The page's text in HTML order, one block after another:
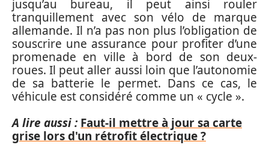
jusqu’au bureau, il peut ainsi rouler
tranquillement avec son vélo de marque
allemande. Il n’a pas non plus l’obligation de
souscrire une assurance pour profiter d’une
promenade en ville à bord de son deux-
roues. Il peut aller aussi loin que l’autonomie
de sa batterie le permet. Dans ce cas, le
véhicule est considéré comme un « cycle ».
A lire aussi : Faut-il mettre à jour sa carte
grise lors d'un rétrofit électrique ?